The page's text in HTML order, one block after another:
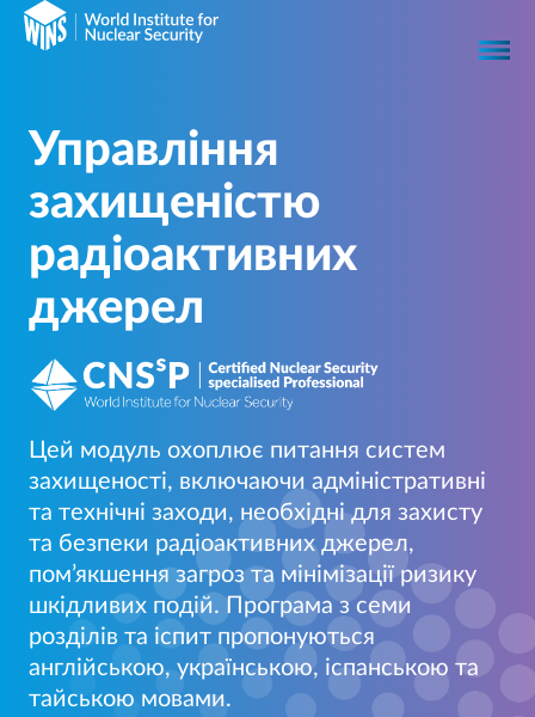
Управління
захищеністю
радіоактивних
джерел
Цей модуль охоплює питання систем
захищеності, включаючи адміністративні
та технічні заходи, необхідні для захисту
та безпеки радіоактивних джерел,
пом’якшення загроз та мінімізації ризику
шкідливих подій. Програма з семи
розділів та іспит пропонуються
англійською, українською, іспанською та
тайською мовами.